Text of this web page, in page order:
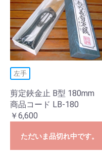
左手
剪定鋏金止 B型 180mm
商品コード LB-180
￥6,600
ただいま品切れ中です。